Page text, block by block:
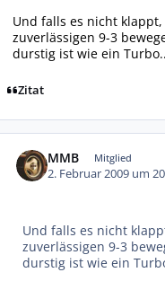
Und falls es nicht
zuverlässigen 9-3
durstig ist wie ein Turbo..
Zitat
MMB Mitglied
2. Februar 2009 um
Und falls es nicht
zuverlässigen 9-3
durstig ist wie ein